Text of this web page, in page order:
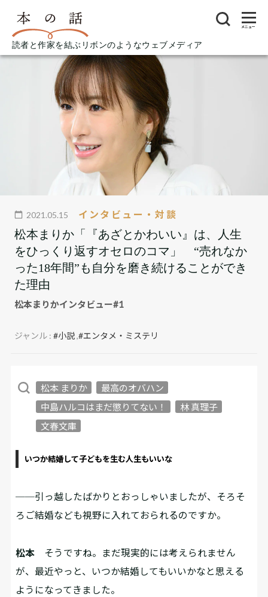
読者と作家を結ぶリボンのようなウェブメディア
メニュー
2021.05.15 インタビュー・対談
松本まりか「『あざとかわいい』は、人生
をひっくり返すオセロのコマ」 “売れなか
った18年間”も自分を磨き続けることができ
た理由
松本まりかインタビュー#1
ジャンル :#小説,#エンタメ・ミステリ
松本 まりか
最高のオバハン
中島ハルコはまだ懲りてない！
林 真理子
文春文庫
いつか結婚して子どもを生む人生もいいな
──引っ越したばかりとおっしゃいましたが、そろそ
ろご結婚なども視野に入れておられるのですか。
松本 そうですね。まだ現実的には考えられません
が、最近やっと、いつか結婚してもいいかなと思える
ようになってきました。